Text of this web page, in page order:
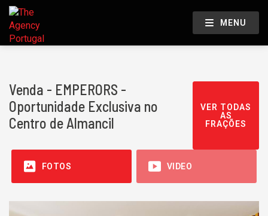
MENU
Venda - EMPERORS -
Oportunidade Exclusiva no
Centro de Almancil
VER TODAS
AS
FRAÇÕES
FOTOS VIDEO